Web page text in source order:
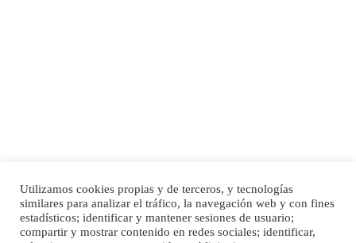
SHIBA PERDIDO AVDA JOSE MESA Y LOPEZ
PERRO MACHO RAZA SHIBA CON MICROCHIP PERDIDO HOY 06/07/2025 ZONA
MESA Y LOPEZ. ES MUY ASUSTADIZO
Inicio Publicidad
Política de privacidad
Utilizamos cookies propias y de terceros, y tecnologías
similares para analizar el tráfico, la navegación web y con fines
estadísticos; identificar y mantener sesiones de usuario;
compartir y mostrar contenido en redes sociales; identificar,